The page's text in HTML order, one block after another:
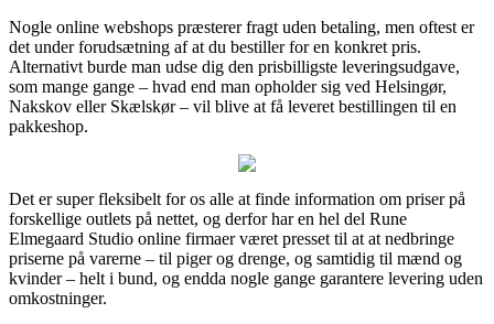
Nogle online webshops præsterer fragt uden betaling, men oftest er
det under forudsætning af at du bestiller for en konkret pris.
Alternativt burde man udse dig den prisbilligste leveringsudgave,
som mange gange – hvad end man opholder sig ved Helsingør,
Nakskov eller Skælskør – vil blive at få leveret bestillingen til en
pakkeshop.
Det er super fleksibelt for os alle at finde information om priser på
forskellige outlets på nettet, og derfor har en hel del Rune
Elmegaard Studio online firmaer været presset til at at nedbringe
priserne på varerne – til piger og drenge, og samtidig til mænd og
kvinder – helt i bund, og endda nogle gange garantere levering uden
omkostninger.